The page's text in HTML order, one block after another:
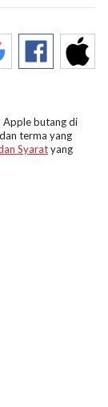
Apple butang di
terma yang
Syaratyang